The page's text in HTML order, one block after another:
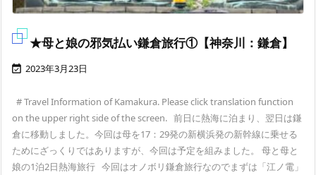
★母と娘の邪気払い鎌倉旅行①【神奈川：鎌倉】
 2023年3月23日
# Travel Information of Kamakura. Please click translation function
on the upper right side of the screen. 前日に熱海に泊まり、翌日は鎌
倉に移動しました。今回は母を17：29発の新横浜発の新幹線に乗せる
ためにざっくりではありますが、今回は予定を組みました。 母と母と
娘の1泊2日熱海旅行 今回はオノボリ鎌倉旅行なのでまずは「江ノ電」